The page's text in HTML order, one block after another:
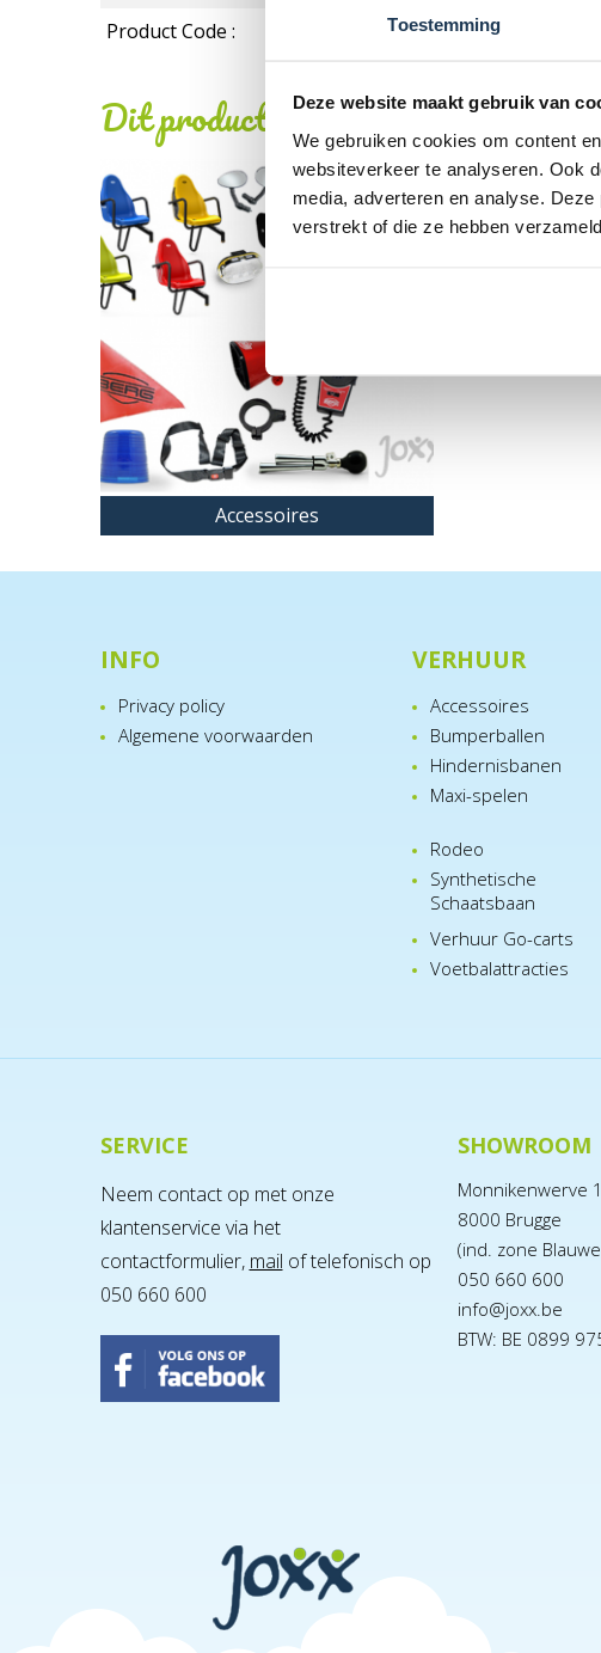
Toestemming
Deze website maakt gebruik van
We gebruiken cookies om content
websiteverkeer te analyseren. Ook
media, adverteren en analyse.
verstrekt of die ze hebben
Product Code :
Dit product behoort tot de
Accessoires
INFO
Privacy policy
Algemene voorwaarden
VERHUUR
Accessoires
Bumperballen
Hindernisbanen
Maxi-spelen
Rodeo
Synthetische
Schaatsbaan
Verhuur Go-carts
Voetbalattracties
SERVICE
Neem contact op met onze
klantenservice via het
contactformulier, mail of telefonisch op
050 660 600
SHOWROOM
Monnikenwerve
8000 Brugge
(ind. zone
050 660 600
info@joxx.be
BTW: BE 0899